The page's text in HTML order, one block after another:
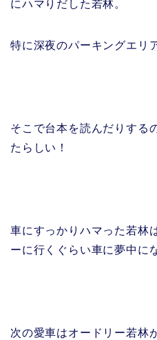
にハマりだした若林。
特に深夜のパーキングエリ
そこで台本を読んだりする
たらしい！
車にすっかりハマった若林
ーに行くぐらい車に夢中に
次の愛車はオードリー若林